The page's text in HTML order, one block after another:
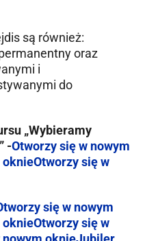
są również:
oraz
i
do
„Wybieramy
-Otworzy się w nowym
oknieOtworzy się w
się w nowym
oknieOtworzy się w